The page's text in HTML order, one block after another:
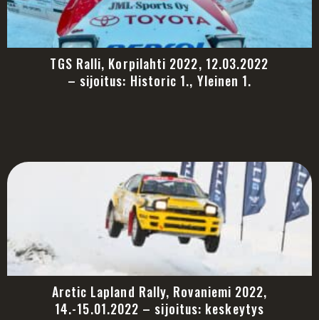
TGS Ralli, Korpilahti 2022, 12.03.2022
– sijoitus: Historic 1., Yleinen 1.
Arctic Lapland Rally, Rovaniemi 2022,
14.-15.01.2022 – sijoitus: keskeytys